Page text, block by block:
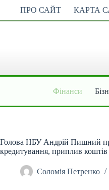
вмісту
ПРО САЙТ КАРТА
Фінанси
Голова НБУ Андрій Пишний
кредитування, приплив
Соломія Петренко